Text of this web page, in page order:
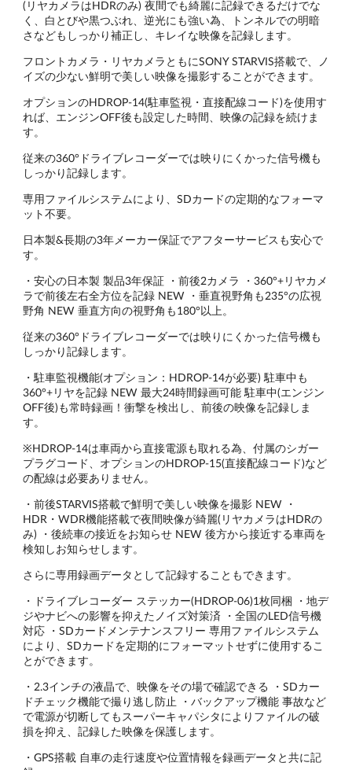
(リヤカメラはHDRのみ) 夜間でも綺麗に記録できるだけでな
く、白とびや黒つぶれ、逆光にも強い為、トンネルでの明暗
さなどもしっかり補正し、キレイな映像を記録します。
フロントカメラ・リヤカメラともにSONY STARVIS搭載で、ノ
イズの少ない鮮明で美しい映像を撮影することができます。
オプションのHDROP-14(駐車監視・直接配線コード)を使用す
れば、エンジンOFF後も設定した時間、映像の記録を続けま
す。
従来の360°ドライブレコーダーでは映りにくかった信号機も
しっかり記録します。
専用ファイルシステムにより、SDカードの定期的なフォーマ
ット不要。
日本製&長期の3年メーカー保証でアフターサービスも安心で
す。
・安心の日本製 製品3年保証 ・前後2カメラ ・360°+リヤカメ
ラで前後左右全方位を記録 NEW ・垂直視野角も235°の広視
野角 NEW 垂直方向の視野角も180°以上。
従来の360°ドライブレコーダーでは映りにくかった信号機も
しっかり記録します。
・駐車監視機能(オプション：HDROP-14が必要) 駐車中も
360°+リヤを記録 NEW 最大24時間録画可能 駐車中(エンジン
OFF後)も常時録画！衝撃を検出し、前後の映像を記録しま
す。
※HDROP-14は車両から直接電源も取れる為、付属のシガー
プラグコード、オプションのHDROP-15(直接配線コード)など
の配線は必要ありません。
・前後STARVIS搭載で鮮明で美しい映像を撮影 NEW ・
HDR・WDR機能搭載で夜間映像が綺麗(リヤカメラはHDRの
み) ・後続車の接近をお知らせ NEW 後方から接近する車両を
検知しお知らせします。
さらに専用録画データとして記録することもできます。
・ドライブレコーダー ステッカー(HDROP-06)1枚同梱 ・地デ
ジやナビへの影響を抑えたノイズ対策済 ・全国のLED信号機
対応 ・SDカードメンテナンスフリー 専用ファイルシステム
により、SDカードを定期的にフォーマットせずに使用するこ
とができます。
・2.3インチの液晶で、映像をその場で確認できる ・SDカー
ドチェック機能で撮り逃し防止 ・バックアップ機能 事故など
で電源が切断してもスーパーキャパシタによりファイルの破
損を抑え、記録した映像を保護します。
・GPS搭載 自車の走行速度や位置情報を録画データと共に記